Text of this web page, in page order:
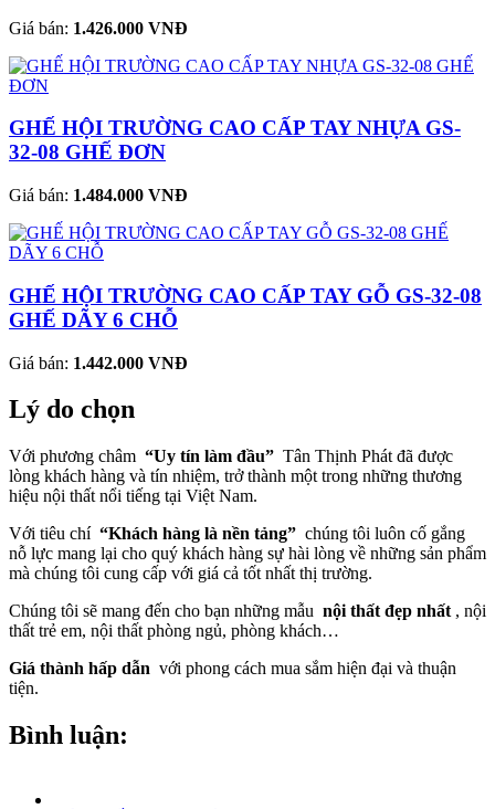
Giá bán: 1.426.000 VNĐ
GHẾ HỘI TRƯỜNG CAO CẤP TAY NHỰA GS-
32-08 GHẾ ĐƠN
Giá bán: 1.484.000 VNĐ
GHẾ HỘI TRƯỜNG CAO CẤP TAY GỖ GS-32-08
GHẾ DÃY 6 CHỖ
Giá bán: 1.442.000 VNĐ
Lý do chọn
Với phương châm “Uy tín làm đầu” Tân Thịnh Phát đã được
lòng khách hàng và tín nhiệm, trở thành một trong những thương
hiệu nội thất nổi tiếng tại Việt Nam.
Với tiêu chí “Khách hàng là nền tảng” chúng tôi luôn cố gắng
nỗ lực mang lại cho quý khách hàng sự hài lòng về những sản phẩm
mà chúng tôi cung cấp với giá cả tốt nhất thị trường.
Chúng tôi sẽ mang đến cho bạn những mẫu nội thất đẹp nhất , nội
thất trẻ em, nội thất phòng ngủ, phòng khách…
Giá thành hấp dẫn với phong cách mua sắm hiện đại và thuận
tiện.
Bình luận: